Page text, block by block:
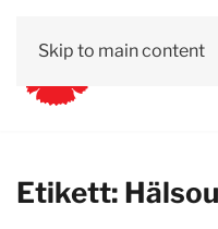
Skip to main content
Etikett: